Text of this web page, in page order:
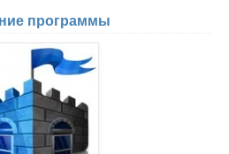
программы